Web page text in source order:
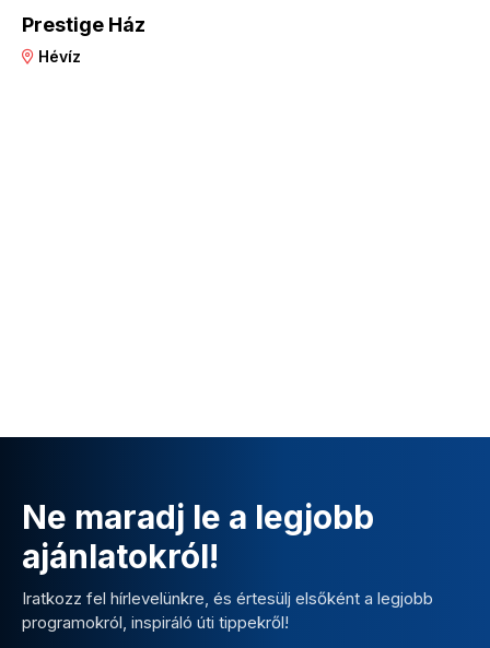
Prestige Ház
Hévíz
Ne maradj le a legjobb
ajánlatokról!
Iratkozz fel hírlevelünkre, és értesülj elsőként a legjobb
programokról, inspiráló úti tippekről!